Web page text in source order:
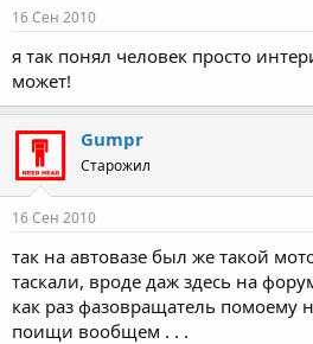
16 Сен 2010
я так понял человек просто
может!
Gumpr
Старожил
16 Сен 2010
так на автовазе был же такой
таскали, вроде даж здесь на
как раз фазовращатель помоему
поищи вообщем . . .